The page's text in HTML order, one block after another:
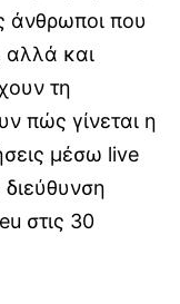
άνθρωποι που
αλλά και
τη
πώς γίνεται η
μέσω live
στις 30